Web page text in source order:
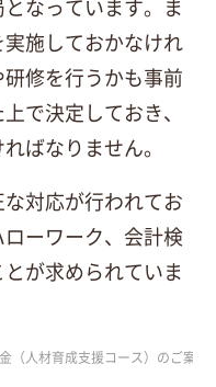
なっています。ま
施しておかなけれ
修を行うかも事前
で決定しておき、
ばなりません。
対応が行われてお
ーワーク、会計検
が求められていま
人材育成支援コース）のご案内